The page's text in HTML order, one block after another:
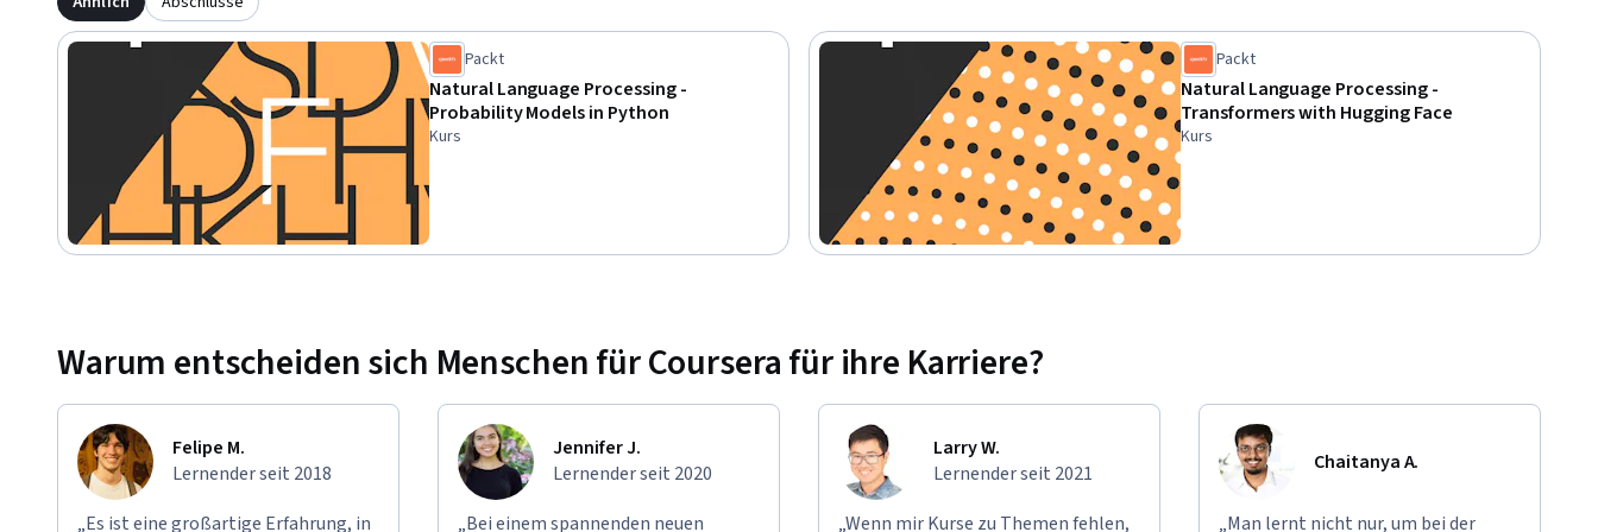
Packt
Natural Language Processing -
Probability Models in Python
Kurs
Packt
Natural Language Processing -
Transformers with Hugging Face
Kurs
Warum entscheiden sich Menschen für Coursera für ihre Karriere?
Felipe M.
Lernender seit 2018
„Es ist eine großartige Erfahrung, in
Jennifer J.
Lernender seit 2020
„Bei einem spannenden neuen
Larry W.
Lernender seit 2021
„Wenn mir Kurse zu Themen fehlen,
Chaitanya A.
„Man lernt nicht nur, um bei der